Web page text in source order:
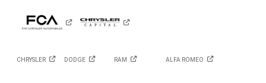
Instagram
YouTube
Facebook
CHRYSLER DODGE RAM ALFA ROMEO